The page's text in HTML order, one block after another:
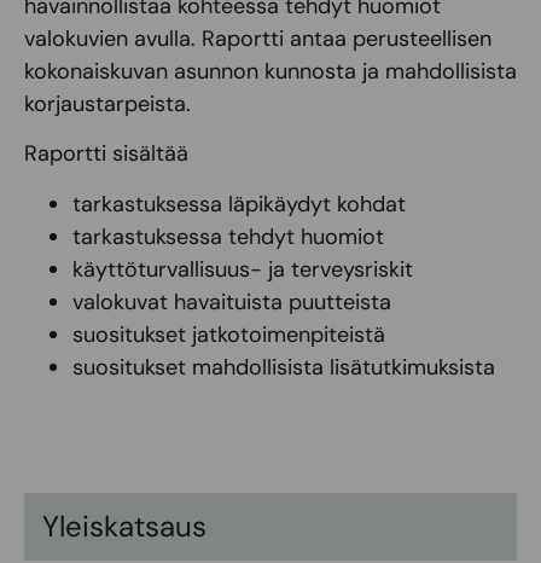
havainnollistaa kohteessa tehdyt huomiot
valokuvien avulla. Raportti antaa perusteellisen
kokonaiskuvan asunnon kunnosta ja mahdollisista
korjaustarpeista.
Raportti sisältää
tarkastuksessa läpikäydyt kohdat
tarkastuksessa tehdyt huomiot
käyttöturvallisuus- ja terveysriskit
valokuvat havaituista puutteista
suositukset jatkotoimenpiteistä
suositukset mahdollisista lisätutkimuksista
Yleiskatsaus